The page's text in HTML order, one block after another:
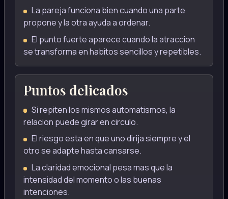
La pareja funciona bien cuando una parte
propone y la otra ayuda a ordenar.
El punto fuerte aparece cuando la atraccion
se transforma en habitos sencillos y repetibles.
Puntos delicados
Si repiten los mismos automatismos, la
relacion puede girar en circulo.
El riesgo esta en que uno dirija siempre y el
otro se adapte hasta cansarse.
La claridad emocional pesa mas que la
intensidad del momento o las buenas
intenciones.